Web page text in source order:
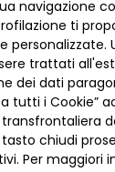
navigazione
ti
trattati
dei dati
tutti i Cookie”
chiudi
Per maggiori